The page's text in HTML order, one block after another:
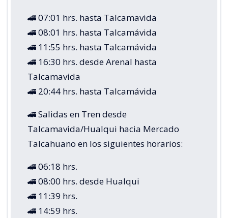
🚄 07:01 hrs. hasta Talcamavida
🚄 08:01 hrs. hasta Talcamávida
🚄 11:55 hrs. hasta Talcamávida
🚄 16:30 hrs. desde Arenal hasta
Talcamavida
🚄 20:44 hrs. hasta Talcamávida
🚄 Salidas en Tren desde
Talcamavida/Hualqui hacia Mercado
Talcahuano en los siguientes horarios:
🚄 06:18 hrs.
🚄 08:00 hrs. desde Hualqui
🚄 11:39 hrs.
🚄 14:59 hrs.